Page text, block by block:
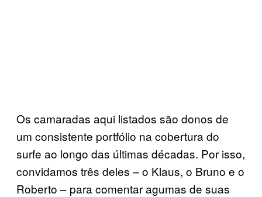
Os camaradas aqui listados são donos de
um consistente portfólio na cobertura do
surfe ao longo das últimas décadas. Por isso,
convidamos três deles – o Klaus, o Bruno e o
Roberto – para comentar agumas de suas